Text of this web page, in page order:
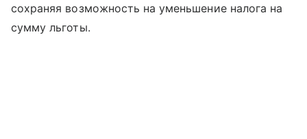
сохраняя возможность на уменьшение налога на
сумму льготы.